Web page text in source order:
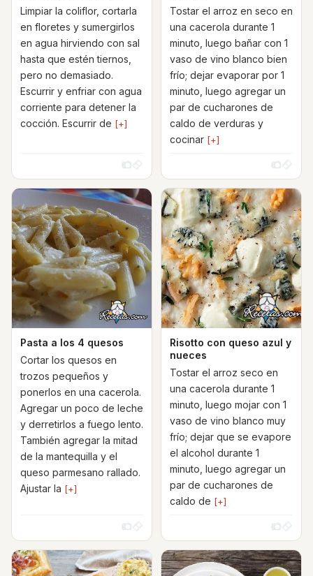
Limpiar la coliflor, cortarla
en floretes y sumergirlos
en agua hirviendo con sal
hasta que estén tiernos,
pero no demasiado.
Escurrir y enfriar con agua
corriente para detener la
cocción. Escurrir de [+]
Tostar el arroz en seco en
una cacerola durante 1
minuto, luego bañar con 1
vaso de vino blanco bien
frío; dejar evaporar por 1
minuto, luego agregar un
par de cucharones de
caldo de verduras y
cocinar [+]
Pasta a los 4 quesos
Cortar los quesos en
trozos pequeños y
ponerlos en una cacerola.
Agregar un poco de leche
y derretirlos a fuego lento.
También agregar la mitad
de la mantequilla y el
queso parmesano rallado.
Ajustar la [+]
Risotto con queso azul y
nueces
Tostar el arroz seco en
una cacerola durante 1
minuto, luego mojar con 1
vaso de vino blanco muy
frío; dejar que se evapore
el alcohol durante 1
minuto, luego agregar un
par de cucharones de
caldo de [+]